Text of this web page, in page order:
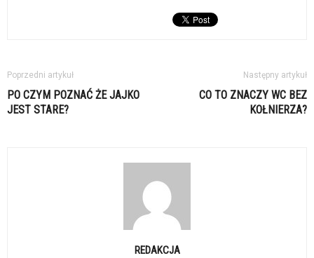
Poprzedni artykuł
PO CZYM POZNAĆ ŻE JAJKO
JEST STARE?
Następny artykuł
CO TO ZNACZY WC BEZ
KOŁNIERZA?
REDAKCJA